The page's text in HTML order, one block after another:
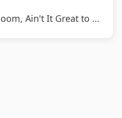
to Be Crazy-The Countdown Kids